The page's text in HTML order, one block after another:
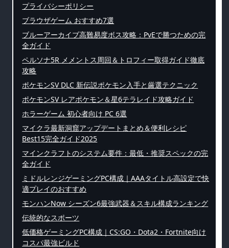
プライバシーポリシー
ブラウザゲーム おすすめ7選
ブルーアーカイブ高難易度ボス攻略：PvEで勝つための完
全ガイド
ペルソナ5R メメントス周回＆トロフィー取得ガイド徹底
攻略
ポケモンSV DLC 新伝説ポケモン入手と厳選テクニック
ポケモンSV レアポケモン＆星6テラレイド攻略ガイド
ホラーゲーム 初心者向け PC 6選
マイクラ最新洞窟アップデートまとめ＆便利レシピ
Best15完全ガイド2025
マインクラフトのシステム要件：最低・推奨スペックの完
全ガイド
ミドルレンジゲーミングPC構成｜AAAタイトル高設定で快
適プレイのおすすめ
モンハンNow シーズン6最強武器＆スキル構成ランキング
伝統的なスポーツ
低価格ゲーミングPC構成｜CS:GO・Dota2・Fortnite向け
コスパ最強ビルド